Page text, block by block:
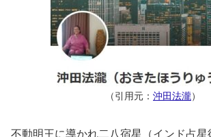
（引用元： 沖田法瀧）
不動明王に導かれ二八宿星（インド占星